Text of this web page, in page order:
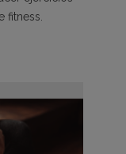
fitness.